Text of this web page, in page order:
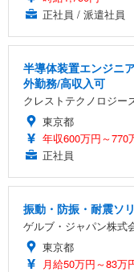
正社員 / 派遣社員
半導体装置エンジニ
外勤務/高収入可
クレストテクノロジー
東京都
年収600万円～770
正社員
振動・防振・耐震ソ
ゲルブ・ジャパン株式
東京都
月給50万円～83万